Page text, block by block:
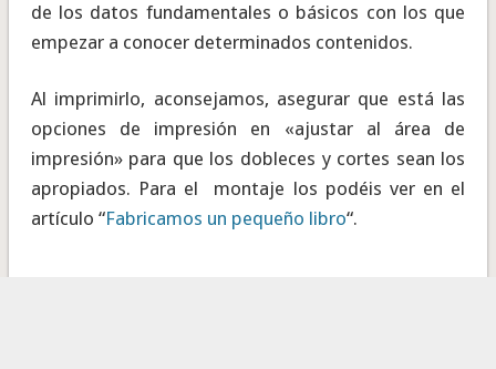
de los datos fundamentales o básicos con los que
empezar a conocer determinados contenidos.
Al imprimirlo, aconsejamos, asegurar que está las
opciones de impresión en «ajustar al área de
impresión» para que los dobleces y cortes sean los
apropiados. Para el montaje los podéis ver en el
artículo “Fabricamos un pequeño libro“.